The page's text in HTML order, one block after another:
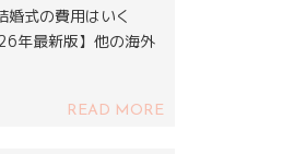
婚式の費用はいく
年最新版】他の海外
READ MORE